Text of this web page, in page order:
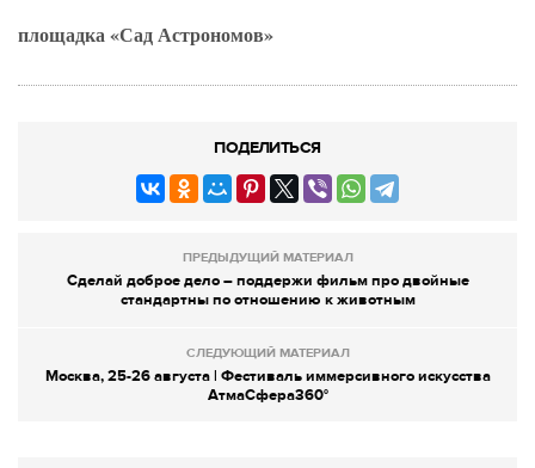
площадка «Сад Астрономов»
ПОДЕЛИТЬСЯ
ПРЕДЫДУЩИЙ МАТЕРИАЛ
Сделай доброе дело – поддержи фильм про двойные
стандартны по отношению к животным
СЛЕДУЮЩИЙ МАТЕРИАЛ
Москва, 25-26 августа | Фестиваль иммерсивного искусства
АтмаСфера360°